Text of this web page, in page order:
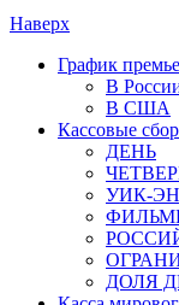
Наверх
График
В
В США
Кассовые
ДЕНЬ
УИК-
ДОЛЯ